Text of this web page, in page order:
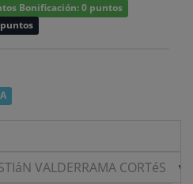
Bonificación: 0 puntos
VALDERRAMA CORTéS
v/